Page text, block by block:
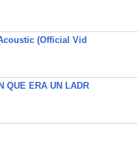
(Official Vid
QUE ERA UN LADR